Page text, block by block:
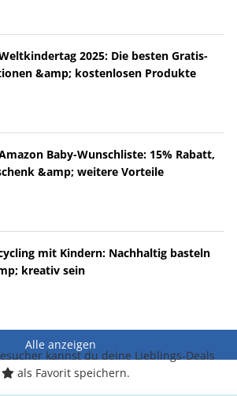
2025: Die besten Gratis-
&amp; kostenlosen Produkte
Baby-Wunschliste: 15% Rabatt,
&amp; weitere Vorteile
mit Kindern: Nachhaltig basteln
kreativ sein
Alle anzeigen
kannst du deine Lieblings-Deals
als Favorit speichern.